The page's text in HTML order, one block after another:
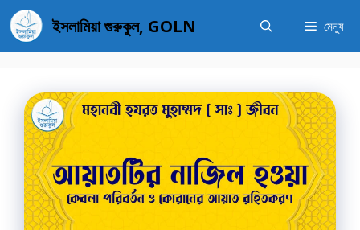
এড়িেয়
লেখায়
যান
ইসলামিয়া গুরুকুল, GOLN মেন্যু